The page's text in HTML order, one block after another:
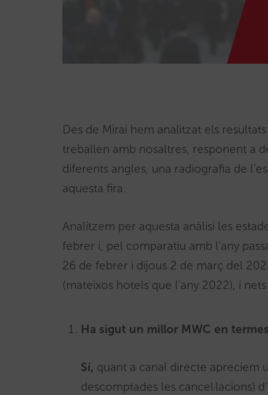
Des de Mirai hem analitzat els
treballen amb nosaltres, responent a
diferents angles, una radiografia de
aquesta fira.
Analitzem per aquesta anàlisi les
febrer i, pel comparatiu amb l’any
26 de febrer i dijous 2 de març del
(mateixos hotels que l’any 2022), i
Ha sigut un millor MWC en
Sí, quant a canal directe apreciem
descomptades les cancel·lacions)